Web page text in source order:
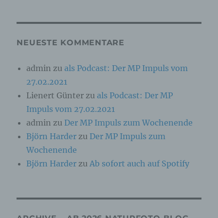
NEUESTE KOMMENTARE
admin zu als Podcast: Der MP Impuls vom
27.02.2021
Lienert Günter zu als Podcast: Der MP
Impuls vom 27.02.2021
admin zu Der MP Impuls zum Wochenende
Björn Harder zu Der MP Impuls zum
Wochenende
Björn Harder zuAb sofort auch auf Spotify
physischen, physiologischen, genetischen,
sozialen Identität dieser natürlichen Person
b) betroffene Person
Betroffene Person ist jede identifizierte oder
identifizierbare natürliche Person, deren
personenbezogene Daten von dem für die
Verarbeitung Verantwortlichen verarbeitet
werden.
c) Verarbeitung
automatisierter Verfahren ausgeführte Vorgang